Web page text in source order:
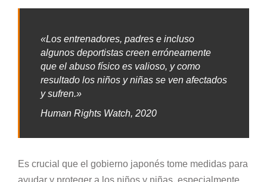
«Los entrenadores, padres e incluso
algunos deportistas creen erróneamente
que el abuso físico es valioso, y como
resultado los niños y niñas se ven afectados
y sufren.»
Human Rights Watch, 2020
Es crucial que el gobierno japonés tome medidas para
ayudar y proteger a los niños y niñas, especialmente